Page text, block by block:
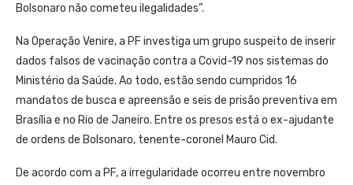
Bolsonaro não cometeu ilegalidades”.
Na Operação Venire, a PF investiga um grupo suspeito de inserir
dados falsos de vacinação contra a Covid-19 nos sistemas do
Ministério da Saúde. Ao todo, estão sendo cumpridos 16
mandatos de busca e apreensão e seis de prisão preventiva em
Brasília e no Rio de Janeiro. Entre os presos está o ex-ajudante
de ordens de Bolsonaro, tenente-coronel Mauro Cid.
De acordo com a PF, a irregularidade ocorreu entre novembro